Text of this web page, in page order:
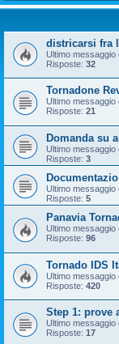
districarsi fra
Ultimo messaggio
Risposte: 32
Tornadone
Ultimo messaggio
Risposte: 21
Domanda su
Ultimo messaggio
Risposte: 3
Ultimo messaggio
Risposte: 5
Panavia
Ultimo messaggio
Risposte: 96
Tornado IDS
Ultimo messaggio
Risposte: 420
Step 1: prove
Ultimo messaggio
Risposte: 17